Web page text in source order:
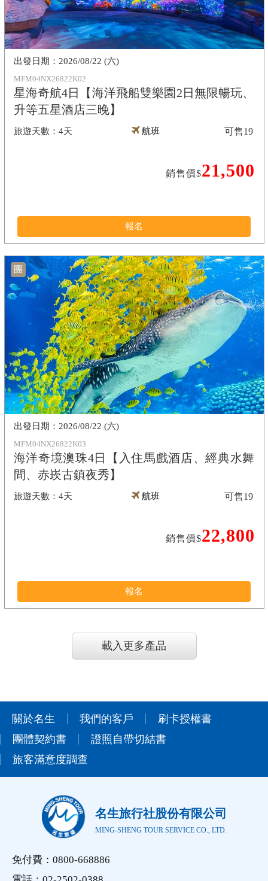
MFM04NX26822K02
星海奇航4日【海洋飛船雙樂園2日無限暢玩、
升等五星酒店三晚】
4天
2026/08/22 (六)
航班
銷售價$21,500
可售19
報名
團
MFM04NX26822K03
海洋奇境澳珠4日【入住馬戲酒店、經典水舞
間、赤崁古鎮夜秀】
4天
2026/08/22 (六)
航班
銷售價$22,800
可售19
報名
載入更多產品
關於名生 我們的客戶
刷卡授權書
團體契約書
證照自帶切結書
旅客滿意度調查
名生旅行社股份有限公司
MING-SHENG TOUR SERVICE CO., LTD.
免付費：0800-668886